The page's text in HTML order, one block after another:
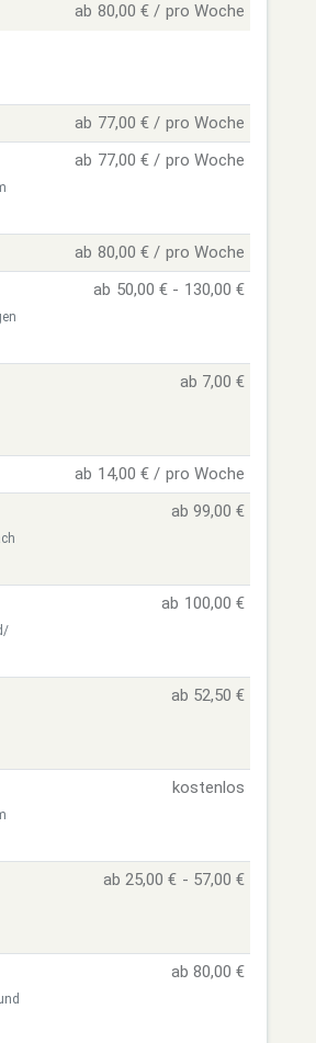
ab 80,00 € / pro Woche
ab 77,00 € / pro Woche
ab 77,00 € / pro Woche
ab 80,00 € / pro Woche
ab 50,00 € - 130,00 €
ab 7,00 €
ab 14,00 € / pro Woche
ab 99,00 €
ab 100,00 €
ab 52,50 €
kostenlos
ab 25,00 € - 57,00 €
ab 80,00 €